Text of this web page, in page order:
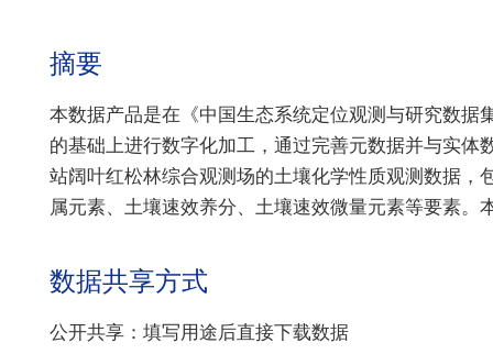
摘要
本数据产品是在《中国生态系统定位观测与研究数据
的基础上进行数字化加工，通过完善元数据并与实体
站阔叶红松林综合观测场的土壤化学性质观测数据
属元素、土壤速效养分、土壤速效微量元素等要素
数据共享方式
公开共享：填写用途后直接下载数据